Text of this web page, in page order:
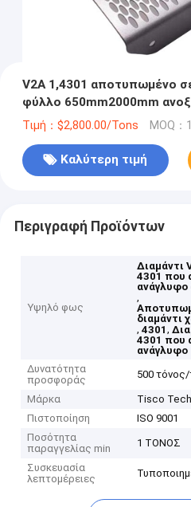
V2A 1,4301 αποτυπωμένο
φύλλο 650mm2000mm
Τιμή：$2,800.00/Tons MOQ
Καλύτερη τιμή
Περιγραφή Προϊόντων
Υψηλό φως
Διαμάντι
4301 που
ανάγλυφο
,
διαμάντι
,4301,
4301 που
ανάγλυφο
Δυνατότητα
προσφοράς
500
Μάρκα
Tisco
Πιστοποίηση
ISO 9001
Ποσότητα
παραγγελίας min
1 ΤΟΝΟΣ
Συσκευασία
λεπτομέρειες